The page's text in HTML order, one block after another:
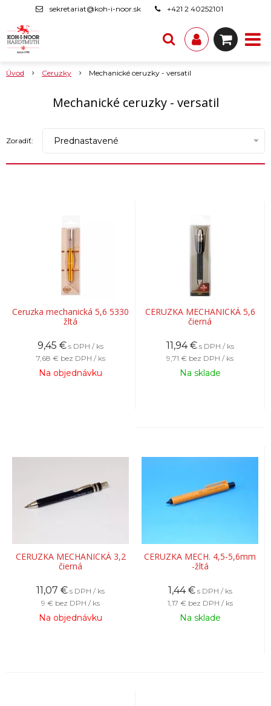
sekretariat@koh-i-noor.sk +421 2 40252101
Úvod Ceruzky Mechanické ceruzky - versatil
Mechanické ceruzky - versatil
Zoradiť: Prednastavené
Ceruzka mechanická 5,6 5330
žltá
9,45 € s DPH / ks
7,68 € bez DPH / ks
Na objednávku
CERUZKA MECHANICKÁ 5,6
čierná
11,94 € s DPH / ks
9,71 € bez DPH / ks
Na sklade
CERUZKA MECHANICKÁ 3,2
čierná
11,07 € s DPH / ks
9 € bez DPH / ks
Na objednávku
CERUZKA MECH. 4,5-5,6mm
-žltá
1,44 € s DPH / ks
1,17 € bez DPH / ks
Na sklade